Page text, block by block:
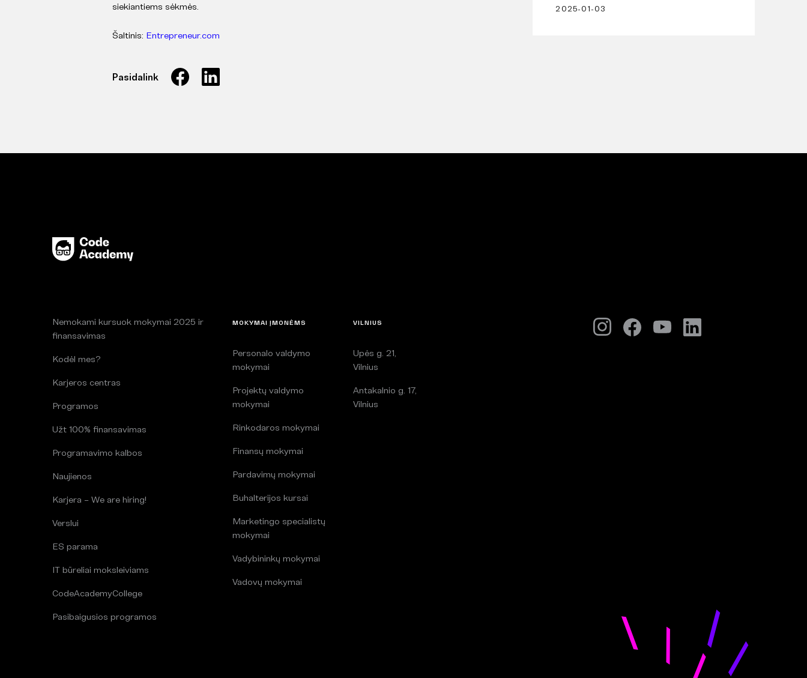
siekiantiems sėkmės.
Šaltinis: Entrepreneur.com
Pasidalink
2025-01-03
Nemokami kursuok mokymai 2025 ir
finansavimas
Kodėl mes?
Karjeros centras
Programos
Užt 100% finansavimas
Programavimo kalbos
Naujienos
Karjera – We are hiring!
Verslui
ES parama
IT būreliai moksleiviams
CodeAcademyCollege
Pasibaigusios programos
MOKYMAI ĮMONĖMS
Personalo valdymo
mokymai
Projektų valdymo
mokymai
Rinkodaros mokymai
Finansų mokymai
Pardavimų mokymai
Buhalterijos kursai
Marketingo specialistų
mokymai
Vadybininkų mokymai
Vadovų mokymai
VILNIUS
Upės g. 21,
Vilnius
Antakalnio g. 17,
Vilnius